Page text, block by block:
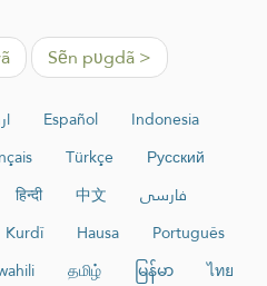
Sẽn pʋgdã >
Español
Indonesia
Türkçe
Русский
हिन्दी 中文
فارسی
Kurdî Hausa
Português
தமிழ் မြန်မာ
ไทย